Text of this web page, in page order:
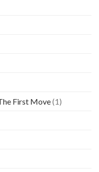
First Move(1)